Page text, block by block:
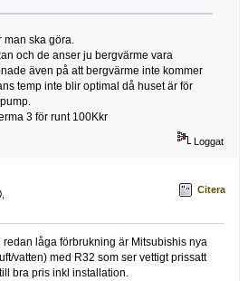
man ska göra.
och de anser ju bergvärme vara
även på att bergvärme inte kommer
temp inte blir optimal då huset är för
3 för runt 100Kkr
Loggat
Citera
redan låga förbrukning är Mitsubishis nya
vatten) med R32 som ser vettigt prissatt
bra pris inkl installation.